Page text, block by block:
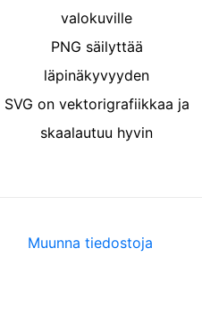
valokuville
PNG säilyttää
läpinäkyvyyden
SVG on vektorigrafiikkaa ja
skaalautuu hyvin
Muunna tiedostoja